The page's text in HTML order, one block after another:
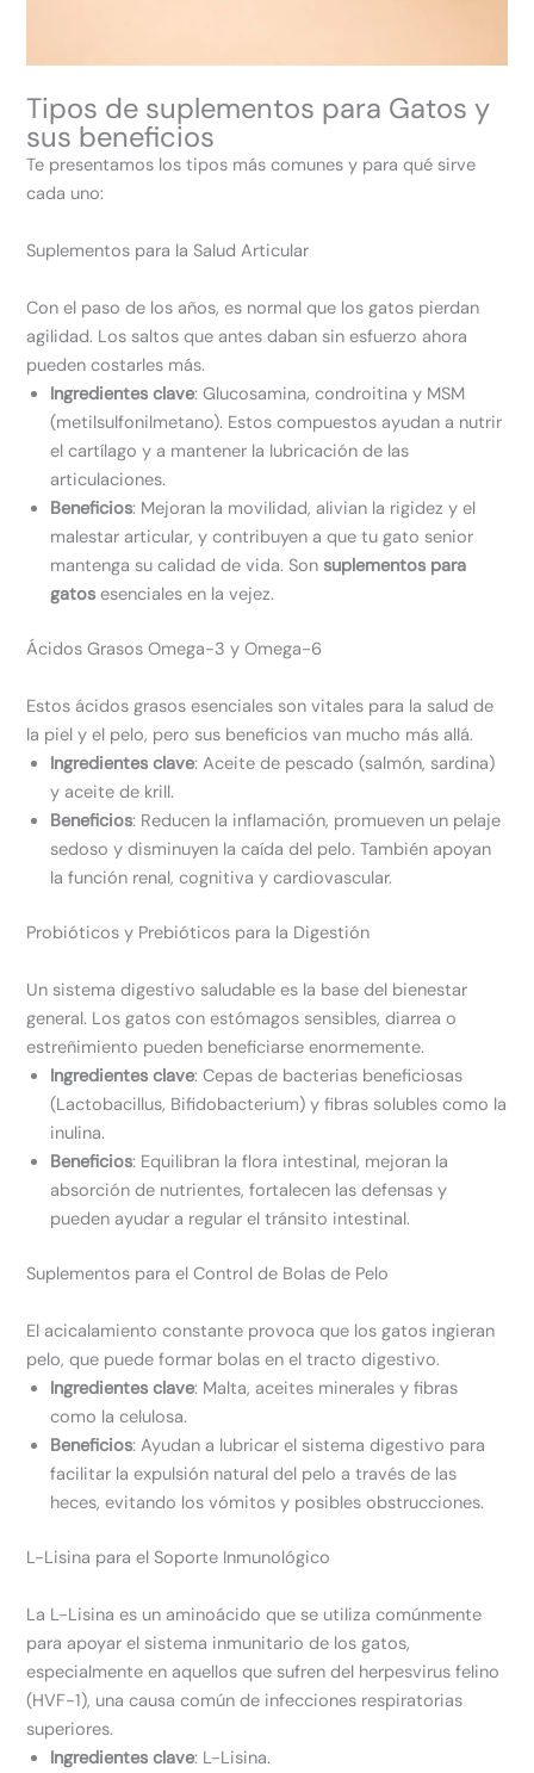
Tipos de suplementos para Gatos y
sus beneficios
Te presentamos los tipos más comunes y para qué sirve
cada uno:
Suplementos para la Salud Articular
Con el paso de los años, es normal que los gatos pierdan
agilidad. Los saltos que antes daban sin esfuerzo ahora
pueden costarles más.
Ingredientes clave: Glucosamina, condroitina y MSM
(metilsulfonilmetano). Estos compuestos ayudan a nutrir
el cartílago y a mantener la lubricación de las
articulaciones.
Beneficios: Mejoran la movilidad, alivian la rigidez y el
malestar articular, y contribuyen a que tu gato senior
mantenga su calidad de vida. Sonsuplementos para
gatos esenciales en la vejez.
Ácidos Grasos Omega-3 y Omega-6
Estos ácidos grasos esenciales son vitales para la salud de
la piel y el pelo, pero sus beneficios van mucho más allá.
Ingredientes clave: Aceite de pescado (salmón, sardina)
y aceite de krill.
Beneficios: Reducen la inflamación, promueven un pelaje
sedoso y disminuyen la caída del pelo. También apoyan
la función renal, cognitiva y cardiovascular.
Probióticos y Prebióticos para la Digestión
Un sistema digestivo saludable es la base del bienestar
general. Los gatos con estómagos sensibles, diarrea o
estreñimiento pueden beneficiarse enormemente.
Ingredientes clave: Cepas de bacterias beneficiosas
(Lactobacillus, Bifidobacterium) y fibras solubles como la
inulina.
Beneficios: Equilibran la flora intestinal, mejoran la
absorción de nutrientes, fortalecen las defensas y
pueden ayudar a regular el tránsito intestinal.
Suplementos para el Control de Bolas de Pelo
El acicalamiento constante provoca que los gatos ingieran
pelo, que puede formar bolas en el tracto digestivo.
Ingredientes clave: Malta, aceites minerales y fibras
como la celulosa.
Beneficios: Ayudan a lubricar el sistema digestivo para
facilitar la expulsión natural del pelo a través de las
heces, evitando los vómitos y posibles obstrucciones.
L-Lisina para el Soporte Inmunológico
La L-Lisina es un aminoácido que se utiliza comúnmente
para apoyar el sistema inmunitario de los gatos,
especialmente en aquellos que sufren del herpesvirus felino
(HVF-1), una causa común de infecciones respiratorias
superiores.
Ingredientes clave: L-Lisina.